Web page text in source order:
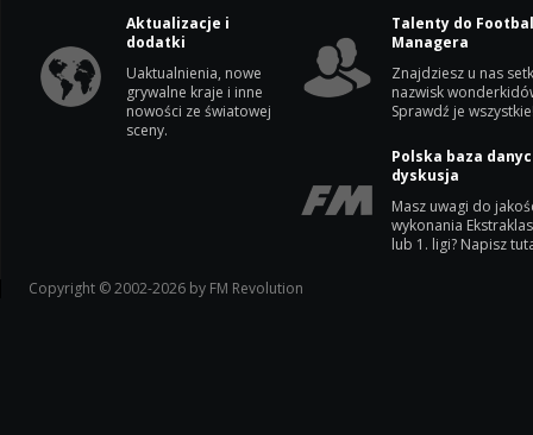
Aktualizacje i
dodatki
Uaktualnienia, nowe
grywalne kraje i inne
nowości ze światowej
sceny.
Talenty do
Managera
Znajdziesz u nas
nazwisk
Sprawdź je
Polska baza
dyskusja
Masz uwagi do
wykonania
lub 1. ligi? Napisz
Copyright © 2002-2026 by FM Revolution